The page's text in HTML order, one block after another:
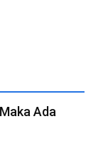
Ada